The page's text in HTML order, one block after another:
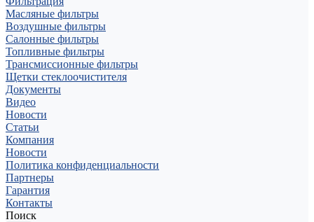
Масляные фильтры
Воздушные фильтры
Салонные фильтры
Топливные фильтры
Трансмиссионные фильтры
Щетки стеклоочистителя
Документы
Видео
Новости
Статьи
Компания
Новости
Политика конфиденциальности
Партнеры
Гарантия
Контакты
Поиск